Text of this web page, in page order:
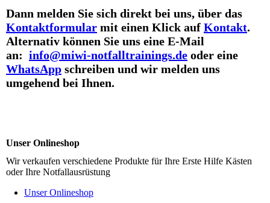
Dann melden Sie sich direkt bei uns, über das
Kontaktformular mit einen Klick auf Kontakt.
Alternativ können Sie uns eine E-Mail
an: info@miwi-notfalltrainings.de oder eine
WhatsApp schreiben und wir melden uns
umgehend bei Ihnen.
Unser Onlineshop
Wir verkaufen verschiedene Produkte für Ihre Erste Hilfe Kästen
oder Ihre Notfallausrüstung
Unser Onlineshop